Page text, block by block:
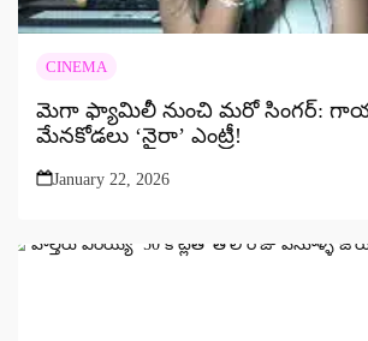
CINEMA
మెగా ఫ్యామిలీ నుంచి మరో సింగర్:
మేనకోడలు ‘నైరా’ ఎంట్రీ!
January 22, 2026